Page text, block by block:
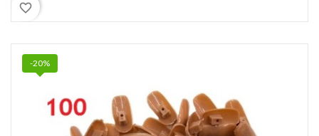
favorite_border
-20%